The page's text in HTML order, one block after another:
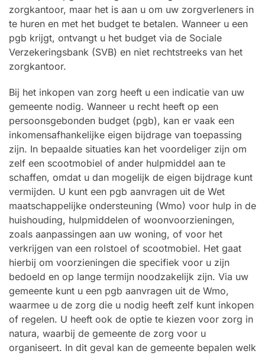
zorgkantoor, maar het is aan u om uw zorgverleners in
te huren en met het budget te betalen. Wanneer u een
pgb krijgt, ontvangt u het budget via de Sociale
Verzekeringsbank (SVB) en niet rechtstreeks van het
zorgkantoor.
Bij het inkopen van zorg heeft u een indicatie van uw
gemeente nodig. Wanneer u recht heeft op een
persoonsgebonden budget (pgb), kan er vaak een
inkomensafhankelijke eigen bijdrage van toepassing
zijn. In bepaalde situaties kan het voordeliger zijn om
zelf een scootmobiel of ander hulpmiddel aan te
schaffen, omdat u dan mogelijk de eigen bijdrage kunt
vermijden. U kunt een pgb aanvragen uit de Wet
maatschappelijke ondersteuning (Wmo) voor hulp in de
huishouding, hulpmiddelen of woonvoorzieningen,
zoals aanpassingen aan uw woning, of voor het
verkrijgen van een rolstoel of scootmobiel. Het gaat
hierbij om voorzieningen die specifiek voor u zijn
bedoeld en op lange termijn noodzakelijk zijn. Via uw
gemeente kunt u een pgb aanvragen uit de Wmo,
waarmee u de zorg die u nodig heeft zelf kunt inkopen
of regelen. U heeft ook de optie te kiezen voor zorg in
natura, waarbij de gemeente de zorg voor u
organiseert. In dit geval kan de gemeente bepalen welk